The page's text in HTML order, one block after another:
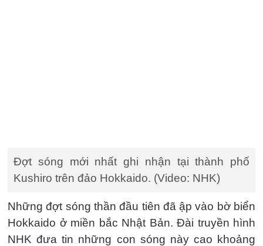
Đợt sóng mới nhất ghi nhận tại thành phố
Kushiro trên đảo Hokkaido. (Video: NHK)
Những đợt sóng thần đầu tiên đã ập vào bờ biển
Hokkaido ở miền bắc Nhật Bản. Đài truyền hình
NHK đưa tin những con sóng này cao khoảng